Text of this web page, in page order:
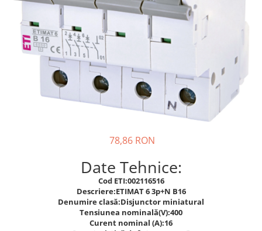
Sisteme de management (BMS)
Redresoare, incarcatoare si testere
Redresoare auto, moto, barci si
stationare
78,86 RON
Date Tehnice:
Cod ETI:002116516
Descriere:ETIMAT 6 3p+N B16
Denumire clasă:Disjunctor miniatural
Tensiunea nominală(V):400
Curent nominal (A):16